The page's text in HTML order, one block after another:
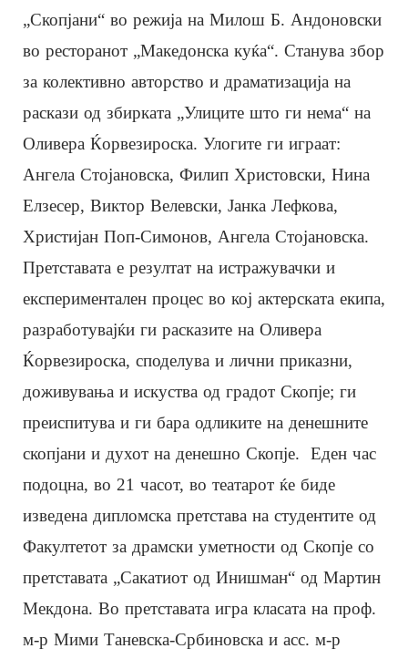
„Скопјани“ во режија на Милош Б. Андоновски
во ресторанот „Македонска куќа“. Станува збор
за колективно авторство и драматизација на
раскази од збирката „Улиците што ги нема“ на
Оливера Ќорвезироска. Улогите ги играат:
Ангела Стојановска, Филип Христовски, Нина
Елзесер, Виктор Велевски, Јанка Лефкова,
Христијан Поп-Симонов, Ангела Стојановска.
Претставата е резултат на истражувачки и
експериментален процес во кој актерската екипа,
разработувајќи ги расказите на Оливера
Ќорвезироска, споделува и лични приказни,
доживувања и искуства од градот Скопје; ги
преиспитува и ги бара одликите на денешните
скопјани и духот на денешно Скопје. Еден час
подоцна, во 21 часот, во театарот ќе биде
изведена дипломска претстава на студентите од
Факултетот за драмски уметности од Скопје со
претставата „Сакатиот од Инишман“ од Мартин
Мекдона. Во претставата игра класата на проф.
м-р Мими Таневска-Србиновска и асс. м-р